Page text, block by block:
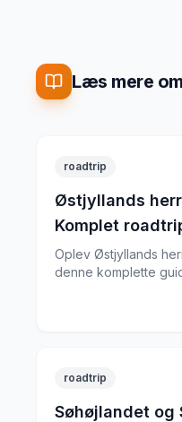
Læs mere
roadtrip
Østjyllands
Komplet
Oplev Østjyllands
denne komplette
Clausholm Slot og
roadtrip
Søhøjlandet og